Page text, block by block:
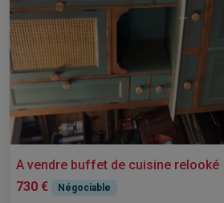
A vendre buffet de cuisine relooké
730 €
Négociable